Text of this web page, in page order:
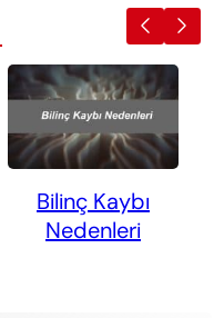
Bilinç Kaybı
Nedenleri